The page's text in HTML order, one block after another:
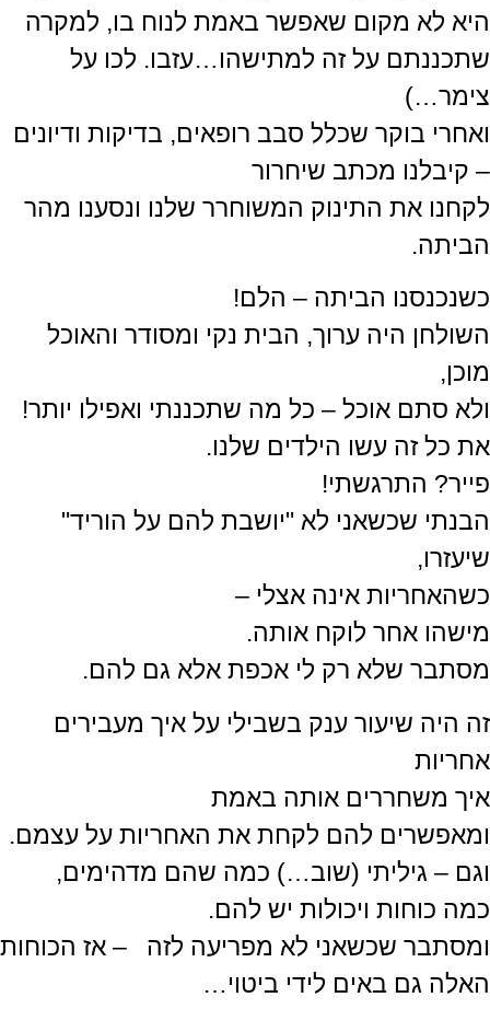
היא לא מקום שאפשר באמת לנוח בו, למקרה
שתכננתם על זה למתישהו…עזבו. לכו על
צימר…)
ואחרי בוקר שכלל סבב רופאים, בדיקות ודיונים
– קיבלנו מכתב שיחרור
לקחנו את התינוק המשוחרר שלנו ונסענו מהר
הביתה.
כשנכנסנו הביתה – הלם!
השולחן היה ערוך, הבית נקי ומסודר והאוכל
מוכן,
ולא סתם אוכל – כל מה שתכננתי ואפילו יותר!
את כל זה עשו הילדים שלנו.
פייר? התרגשתי!
הבנתי שכשאני לא "יושבת להם על הוריד"
שיעזרו,
כשהאחריות אינה אצלי –
מישהו אחר לוקח אותה.
מסתבר שלא רק לי אכפת אלא גם להם.
זה היה שיעור ענק בשבילי על איך מעבירים
אחריות
איך משחררים אותה באמת
ומאפשרים להם לקחת את האחריות על עצמם.
וגם – גיליתי (שוב…) כמה שהם מדהימים,
כמה כוחות ויכולות יש להם.
ומסתבר שכשאני לא מפריעה לזה – אז הכוחות
האלה גם באים לידי ביטוי…